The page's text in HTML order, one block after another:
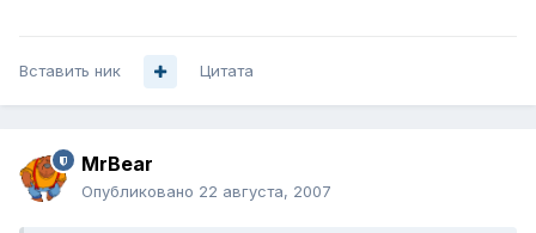
Вставить ник Цитата
MrBear
Опубликовано 22 августа, 2007